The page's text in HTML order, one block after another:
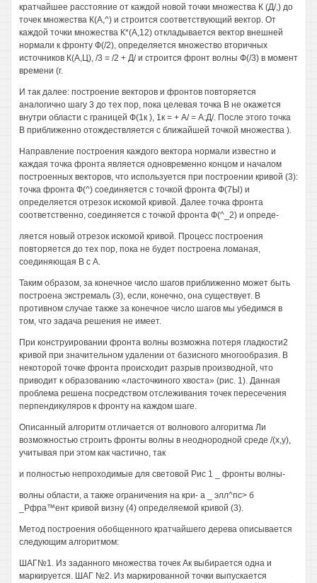
кратчайшее расстояние от каждой новой точки множества К (Д/,) до
точек множества К(А,^) и строится соответствующий вектор. От
каждой точки множества К*(А,12) откладывается вектор внешней
нормали к фронту Ф(/2), определяется множество вторичных
источников К(А,Ц), /3 = /2 + Д/ и строится фронт волны Ф(/3) в момент
времени (г.
И так далее: построение векторов и фронтов повторяется
аналогично шагу 3 до тех пор, пока целевая точка В не окажется
внутри области с границей Ф(1к ), 1к = + А/ = А:Д/. После этого точка
В приближенно отождествляется с ближайшей точкой множества ).
Направление построения каждого вектора нормали известно и
каждая точка фронта является одновременно концом и началом
построенных векторов, что используется при построении кривой (3):
точка фронта Ф(^) соединяется с точкой фронта Ф(7Ы) и
определяется отрезок искомой кривой. Далее точка фронта
соответственно, соединяется с точкой фронта Ф(^_2) и опреде-
ляется новый отрезок искомой кривой. Процесс построения
повторяется до тех пор, пока не будет построена ломаная,
соединяющая В с А.
Таким образом, за конечное число шагов приближенно может быть
построена экстремаль (3), если, конечно, она существует. В
противном случае также за конечное число шагов мы убедимся в
том, что задача решения не имеет.
При конструировании фронта волны возможна потеря гладкости2
кривой при значительном удалении от базисного многообразия. В
некоторой точке фронта происходит разрыв производной, что
приводит к образованию «ласточкиного хвоста» (рис. 1). Данная
проблема решена посредством отслеживания точек пересечения
перпендикуляров к фронту на каждом шаге.
Описанный алгоритм отличается от волнового алгоритма Ли
возможностью строить фронты волны в неоднородной среде /(х,у),
учитывая при этом как частично, так
и полностью непроходимые для световой Рис 1 _ фронты волны-
волны области, а также ограничения на кри- а _ элл^пс> б
_Рфра™ент кривой визну (4) определяемой кривой (3).
Метод построения обобщенного кратчайшего дерева описывается
следующим алгоритмом:
ШАГ№1. Из заданного множества точек Ак выбирается одна и
маркируется. ШАГ №2. Из маркированной точки выпускается